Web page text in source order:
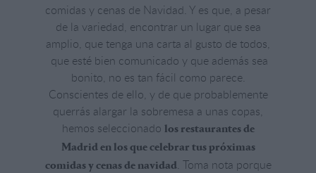
comidas y cenas de Navidad. Y es que, a pesar
de la variedad, encontrar un lugar que sea
amplio, que tenga una carta al gusto de todos,
que esté bien comunicado y que además sea
bonito, no es tan fácil como parece.
Conscientes de ello, y de que probablemente
querrás alargar la sobremesa a unas copas,
hemos seleccionado
los restaurantes de
Madrid en los que celebrar tus próximas
comidas y cenas de navidad. Toma nota porque